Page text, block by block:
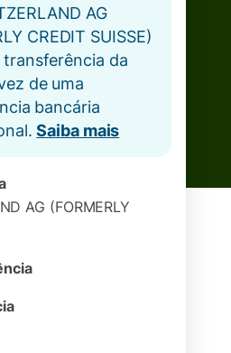
AG
CREDIT SUISSE)
transferência da
de uma
bancária
Saiba mais
AG (FORMERLY